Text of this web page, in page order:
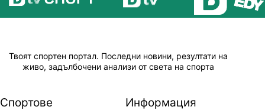
Твоят спортен портал. Последни новини, резултати на
живо, задълбочени анализи от света на спорта
Спортове Информация